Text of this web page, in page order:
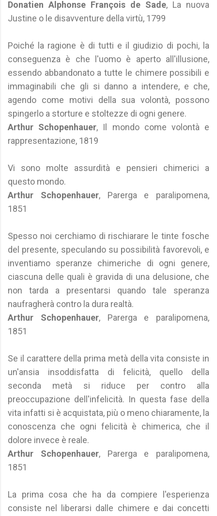
Donatien Alphonse François de Sade, La nuova
Justine o le disavventure della virtù, 1799
Poiché la ragione è di tutti e il giudizio di pochi, la
conseguenza è che l'uomo è aperto all'illusione,
essendo abbandonato a tutte le chimere possibili e
immaginabili che gli si danno a intendere, e che,
agendo come motivi della sua volontà, possono
spingerlo a storture e stoltezze di ogni genere.
Arthur Schopenhauer, Il mondo come volontà e
rappresentazione, 1819
Vi sono molte assurdità e pensieri chimerici a
questo mondo.
Arthur Schopenhauer, Parerga e paralipomena,
1851
Spesso noi cerchiamo di rischiarare le tinte fosche
del presente, speculando su possibilità favorevoli, e
inventiamo speranze chimeriche di ogni genere,
ciascuna delle quali è gravida di una delusione, che
non tarda a presentarsi quando tale speranza
naufragherà contro la dura realtà.
Arthur Schopenhauer, Parerga e paralipomena,
1851
Se il carattere della prima metà della vita consiste in
un'ansia insoddisfatta di felicità, quello della
seconda metà si riduce per contro alla
preoccupazione dell'infelicità. In questa fase della
vita infatti si è acquistata, più o meno chiaramente, la
conoscenza che ogni felicità è chimerica, che il
dolore invece è reale.
Arthur Schopenhauer, Parerga e paralipomena,
1851
La prima cosa che ha da compiere l'esperienza
consiste nel liberarsi dalle chimere e dai concetti